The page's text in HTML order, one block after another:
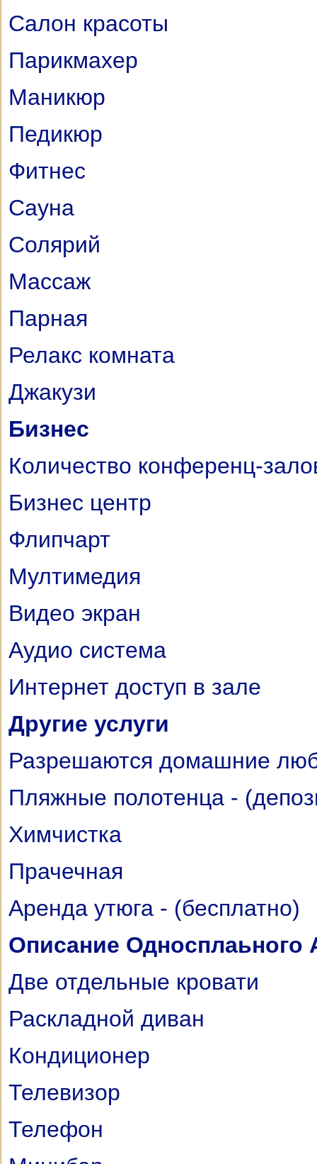
Салон красоты
Парикмахер
Маникюр
Педикюр
Фитнес
Сауна
Солярий
Массаж
Парная
Релакс комната
Джакузи
Бизнес
Количество конференц-
Бизнес центр
Флипчарт
Мултимедия
Видео экран
Аудио система
Интернет доступ в зале
Другие услуги
Разрешаются домашние
Пляжные полотенца -
Химчистка
Прачечная
Аренда утюга - (бесплатно)
Описание Односплаьного
Две отдельные кровати
Раскладной диван
Кондиционер
Телевизор
Телефон